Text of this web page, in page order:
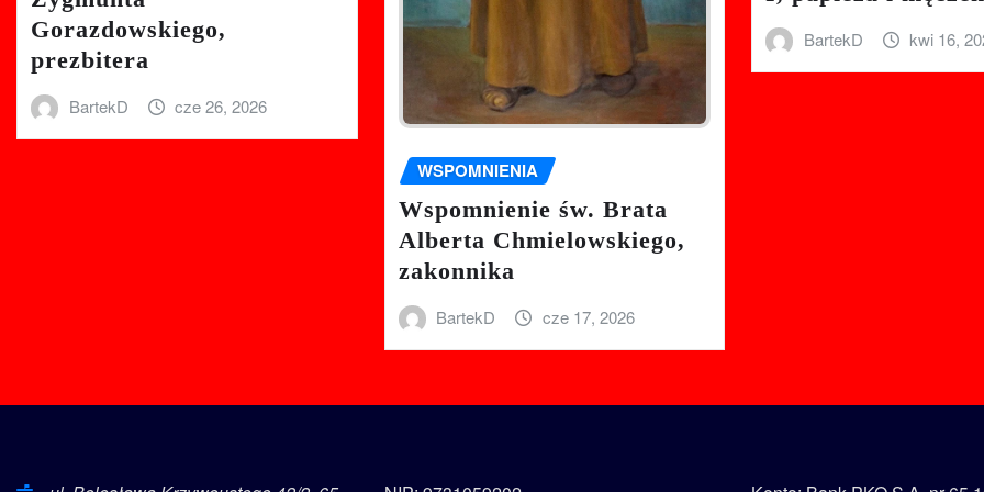
Gorazdowskiego,
prezbitera
BartekD cze 26, 2026
WSPOMNIENIA
Wspomnienie św. Brata
Alberta Chmielowskiego,
zakonnika
BartekD cze 17, 2026
BartekD kwi 16,